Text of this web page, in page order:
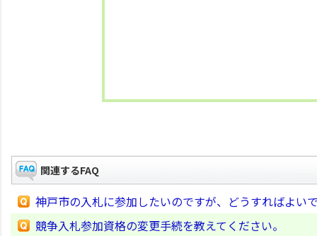
関連するFAQ
神戸市の入札に参加したいのですが、どうすればよい
競争入札参加資格の変更手続を教えてください。